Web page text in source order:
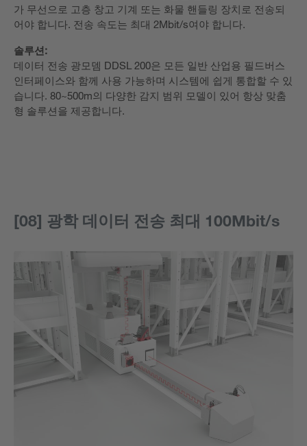
가 무선으로 고층 창고 기계 또는 화물 핸들링 장치로 전송되
어야 합니다. 전송 속도는 최대 2Mbit/s여야 합니다.
솔루션:
데이터 전송 광모뎀 DDSL 200은 모든 일반 산업용 필드버스
인터페이스와 함께 사용 가능하며 시스템에 쉽게 통합할 수 있
습니다. 80~500m의 다양한 감지 범위 모델이 있어 항상 맞춤
형 솔루션을 제공합니다.
[08] 광학 데이터 전송 최대 100Mbit/s